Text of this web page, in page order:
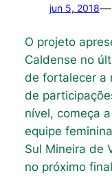
jun 5, 2018—
O projeto
Caldense no
de fortalecer a
de
nível, começa
equipe
Sul Mineira de
no próximo